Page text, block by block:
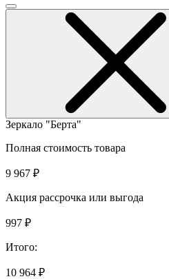
Зеркало "Берта"
Полная стоимость товара
9 967 ₽
Акция рассрочка или выгода
997 ₽
Итого:
10 964 ₽